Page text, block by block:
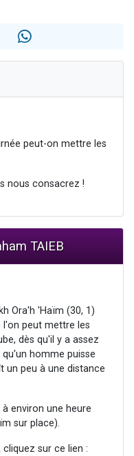
un don pour Sauvez la jambe de Yohan
dans Torah-Box Music
29 personnes viennent de demander une bénédiction
peut-on mettre les
nous consacrez !
TAIEB
Ora'h 'Haïm (30, 1)
l'on peut mettre les
dès qu'il y a assez
homme puisse
un peu à une distance
environ une heure
sur place).
sur ce lien :